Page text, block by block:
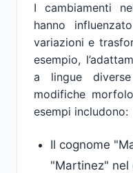
I cambiamenti
hanno
variazioni e
esempio,
a lingue
modifiche
esempi includono:
Il cognome
"Martinez" nel